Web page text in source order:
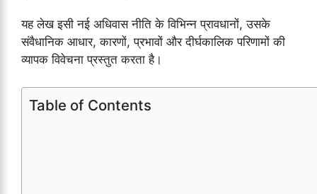
यह लेख इसी नई अधिवास नीति के विभिन्न प्रावधानों, उसके
संवैधानिक आधार, कारणों, प्रभावों और दीर्घकालिक परिणामों की
व्यापक विवेचना प्रस्तुत करता है।
Table of Contents